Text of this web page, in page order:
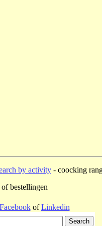
by activity- coocking
bestellingen
FacebookofLinkedin